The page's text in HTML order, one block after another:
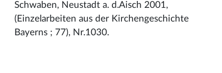
Schwaben, Neustadt a. d.Aisch 2001,
(Einzelarbeiten aus der Kirchengeschichte
Bayerns ; 77), Nr.1030.